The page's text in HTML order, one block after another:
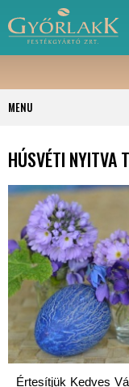
MENU
HÚSVÉTI NYITVA
Értesítjük Kedves